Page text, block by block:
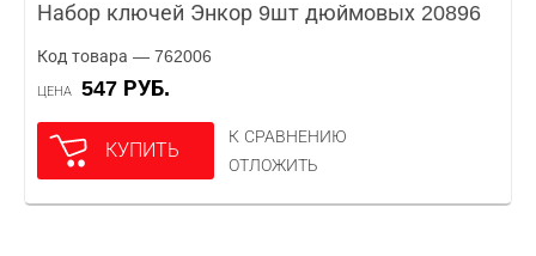
Набор ключей Энкор 9шт дюймовых 20896
Код товара — 762006
ЦЕНА 547 РУБ.
КУПИТЬ
К СРАВНЕНИЮ
ОТЛОЖИТЬ